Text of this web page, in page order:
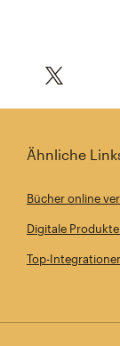
Ähnliche
Bücher online
Digitale
Top-